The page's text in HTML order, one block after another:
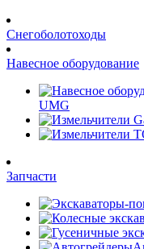
Снегоболотоходы
Навесное оборудование
UMG
Запчасти